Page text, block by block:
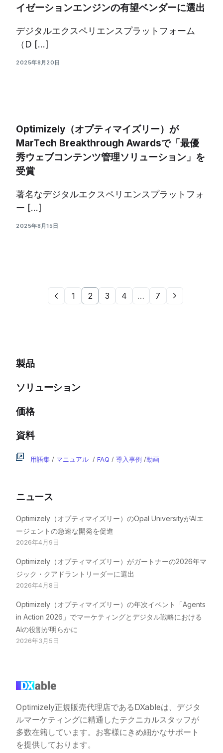
イゼーションエンジンの有望ベンダーに選出
デジタルエクスペリエンスプラットフォーム
（D […]
2025年8月20日
Optimizely（オプティマイズリー）が
MarTech Breakthrough Awardsで「最優
秀ウェブコンテンツ管理ソリューション」を
受賞
著名なデジタルエクスペリエンスプラットフォ
ー […]
2025年8月15日
1 2 3 4 … 7
製品
ソリューション
価格
資料
用語集 / マニュアル /FAQ /導入事例 /動画
ニュース
Optimizely（オプティマイズリー）のOpal UniversityがAIエ
ージェントの急速な開発を促進
2026年4月9日
Optimizely（オプティマイズリー）がガートナーの2026年マ
ジック・クアドラントリーダーに選出
2026年4月8日
Optimizely（オプティマイズリー）の年次イベント「Agents
in Action 2026」でマーケティングとデジタル戦略における
AIの役割が明らかに
2026年3月5日
Optimizely正規販売代理店であるDXableは、デジタ
ルマーケティングに精通したテクニカルスタッフが
多数在籍しています。お客様にきめ細かなサポート
を提供しております。